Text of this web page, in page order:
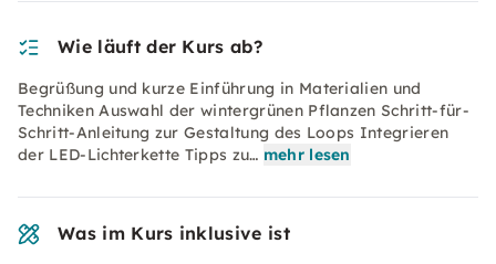
Wie läuft der Kurs ab?
Begrüßung und kurze Einführung in Materialien und
Techniken Auswahl der wintergrünen Pflanzen Schritt-für-
Schritt-Anleitung zur Gestaltung des Loops Integrieren
der LED-Lichterkette Tipps zu… mehr lesen
Was im Kurs inklusive ist